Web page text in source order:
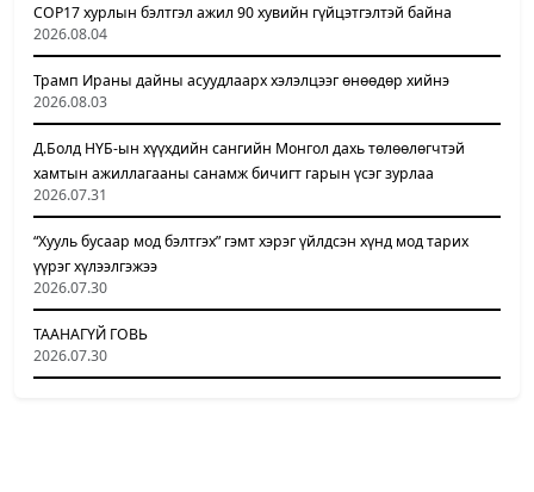
COP17 хурлын бэлтгэл ажил 90 хувийн гүйцэтгэлтэй байна
2026.08.04
Трамп Ираны дайны асуудлаарх хэлэлцээг өнөөдөр хийнэ
2026.08.03
Д.Болд НҮБ-ын хүүхдийн сангийн Монгол дахь төлөөлөгчтэй
хамтын ажиллагааны санамж бичигт гарын үсэг зурлаа
2026.07.31
“Хууль бусаар мод бэлтгэх” гэмт хэрэг үйлдсэн хүнд мод тарих
үүрэг хүлээлгэжээ
2026.07.30
ТААНАГҮЙ ГОВЬ
2026.07.30